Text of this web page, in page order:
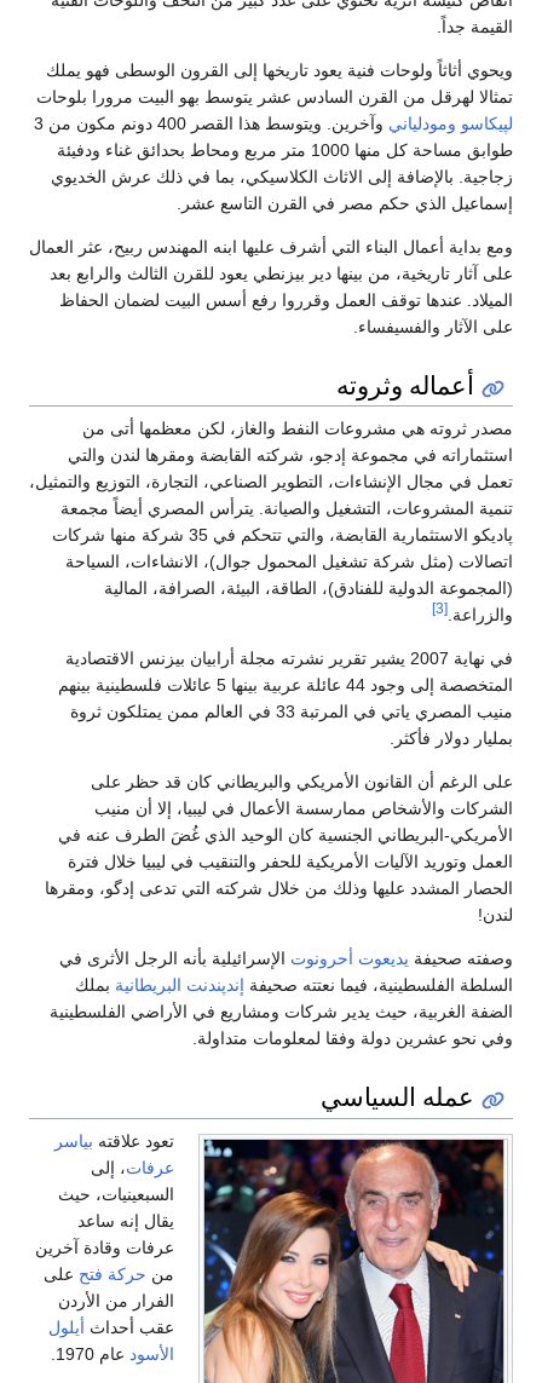
القيمة جداً.
ويحوي أثاثاً ولوحات فنية يعود تاريخها إلى القرون الوسطى فهو يملك
تمثالا لهرقل من القرن السادس عشر يتوسط بهو البيت مرورا بلوحات
لپيكاسو ومودلياني
وآخرين. ويتوسط هذا القصر 400 دونم مكون من 3
طوابق مساحة كل منها 1000 متر مربع ومحاط بحدائق غناء ودفيئة
زجاجية. بالإضافة إلى الاثاث الكلاسيكي، بما في ذلك عرش الخديوي
إسماعيل الذي حكم مصر في القرن التاسع عشر.
ومع بداية أعمال البناء التي أشرف عليها ابنه المهندس ربيح، عثر العمال
على آثار تاريخية، من بينها دير بيزنطي يعود للقرن الثالث والرابع بعد
الميلاد. عندها توقف العمل وقرروا رفع أسس البيت لضمان الحفاظ
على الآثار والفسيفساء.
أعماله وثروته
مصدر ثروته هي مشروعات النفط والغاز، لكن معظمها أتى من
استثماراته في مجموعة إدجو، شركته القابضة ومقرها لندن والتي
تعمل في مجال الإنشاءات، التطوير الصناعي، التجارة، التوزيع والتمثيل،
تنمية المشروعات، التشغيل والصيانة. يترأس المصري أيضاً مجمعة
پاديكو الاستثمارية القابضة، والتي تتحكم في 35 شركة منها شركات
اتصالات (مثل شركة تشغيل المحمول جوال)، الانشاءات، السياحة
(المجموعة الدولية للفنادق)، الطاقة، البيئة، الصرافة، المالية
والزراعة.[3]
في نهاية 2007 يشير تقرير نشرته مجلة أرابيان بيزنس الاقتصادية
المتخصصة إلى وجود 44 عائلة عربية بينها 5 عائلات فلسطينية بينهم
منيب المصري ياتي في المرتبة 33 في العالم ممن يمتلكون ثروة
بمليار دولار فأكثر.
على الرغم أن القانون الأمريكي والبريطاني كان قد حظر على
الشركات والأشخاص ممارسسة الأعمال في ليبيا، إلا أن منيب
الأمريكي-البريطاني الجنسية كان الوحيد الذي غُضَ الطرف عنه في
العمل وتوريد الآليات الأمريكية للحفر والتنقيب في ليبيا خلال فترة
الحصار المشدد عليها وذلك من خلال شركته التي تدعى إدگو، ومقرها
لندن!
وصفته صحيفة يديعوت أحرونوت الإسرائيلية بأنه الرجل الأثرى في
السلطة الفلسطينية، فيما نعتته صحيفة إندپندنت البريطانية بملك
الضفة الغربية، حيث يدير شركات ومشاريع في الأراضي الفلسطينية
وفي نحو عشرين دولة وفقا لمعلومات متداولة.
عمله السياسي
تعود علاقته بياسر
عرفات، إلى
السبعينيات، حيث
يقال إنه ساعد
عرفات وقادة آخرين
من حركة فتح على
الفرار من الأردن
عقب أحداث أيلول
الأسود عام 1970.